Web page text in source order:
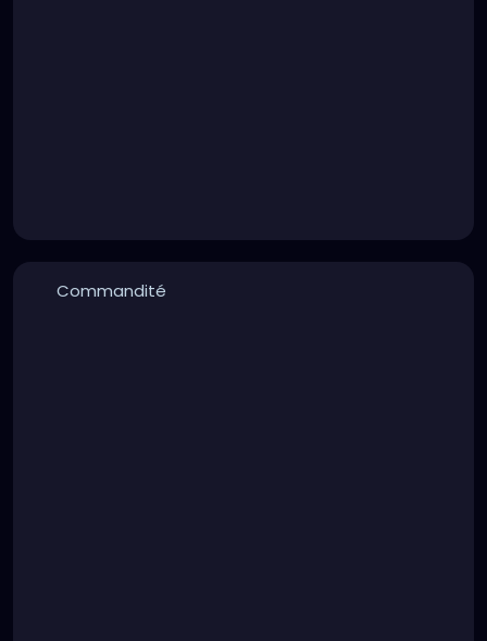
Commandité